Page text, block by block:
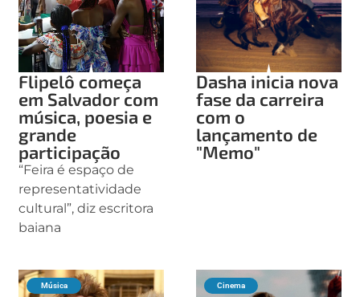
Flipelô começa
em Salvador com
música, poesia e
grande
participação
“Feira é espaço de
representatividade
cultural”, diz escritora
baiana
Dasha inicia nova
fase da carreira
com o
lançamento de
"Memo"
Música Cinema